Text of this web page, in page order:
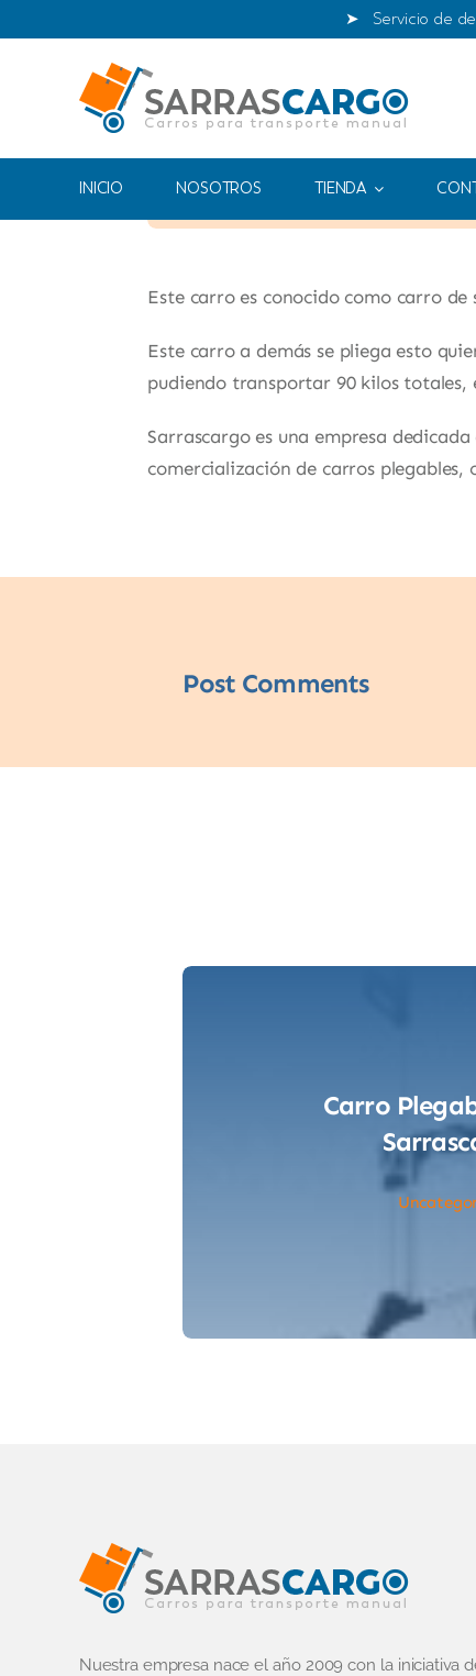
➤ Servicio de
INICIO NOSOTROS TIENDA By
Este carro es conocido como carro
Este carro a demás se pliega esto
pudiendo transportar 90 kilos totales,
Sarrascargo es una empresa
comercialización de carros
Post Comments
Carro
Nuestra empresa nace el año 2009 con la iniciativa